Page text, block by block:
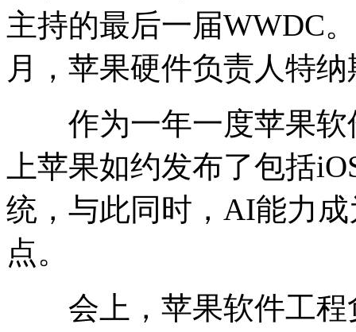
主持的最后一届WWDC
月，苹果硬件负责人特
作为一年一度苹果软
上苹果如约发布了包括
统，与此同时，AI能力
点。
会上，苹果软件工程